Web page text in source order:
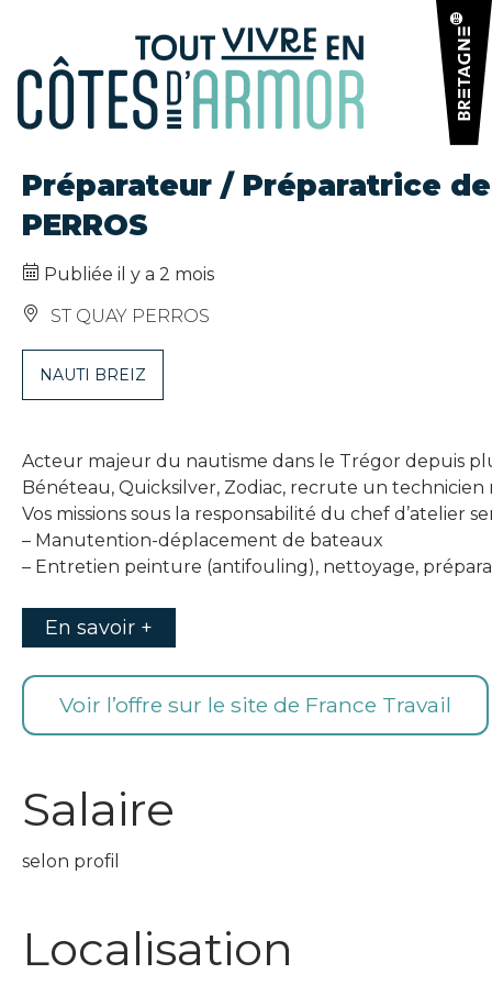
Préparateur / Préparatrice de
PERROS
Publiée il y a 2 mois
ST QUAY PERROS
NAUTI BREIZ
Acteur majeur du nautisme dans le Trégor depuis
Bénéteau, Quicksilver, Zodiac, recrute un
Vos missions sous la responsabilité du chef d’atelier
– Manutention-déplacement de bateaux
– Entretien peinture (antifouling), nettoyage,
En savoir +
Voir l’offre sur le site de France Travail
Salaire
selon profil
Localisation